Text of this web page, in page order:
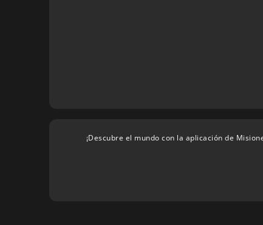
¡Descubre el mundo con la aplicación de